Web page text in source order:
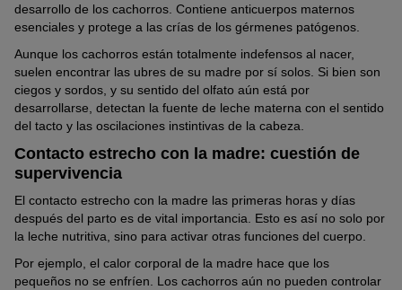
desarrollo de los cachorros. Contiene anticuerpos maternos
esenciales y protege a las crías de los gérmenes patógenos.
Aunque los cachorros están totalmente indefensos al nacer,
suelen encontrar las ubres de su madre por sí solos. Si bien son
ciegos y sordos, y su sentido del olfato aún está por
desarrollarse, detectan la fuente de leche materna con el sentido
del tacto y las oscilaciones instintivas de la cabeza.
Contacto estrecho con la madre: cuestión de
supervivencia
El contacto estrecho con la madre las primeras horas y días
después del parto es de vital importancia. Esto es así no solo por
la leche nutritiva, sino para activar otras funciones del cuerpo.
Por ejemplo, el calor corporal de la madre hace que los
pequeños no se enfríen. Los cachorros aún no pueden controlar